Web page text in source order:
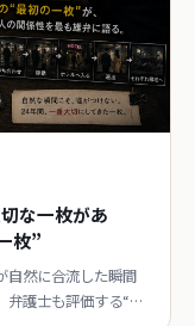
な一枚があ
枚”
自然に合流した瞬間
弁護士も評価する“点